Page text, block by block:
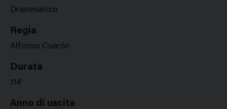
Drammatico
Regia
Alfonso Cuarón
Durata
114'
Anno di uscita